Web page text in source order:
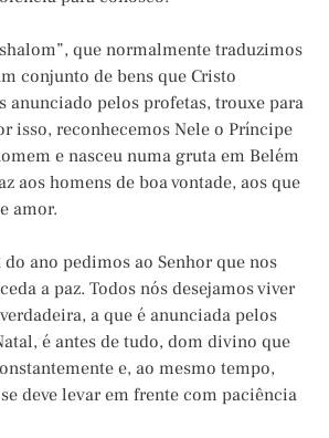
que normalmente traduzimos
conjunto de bens que Cristo
anunciado pelos profetas, trouxe para
isso, reconhecemos Nele o Príncipe
e nasceu numa gruta em Belém
aos homens de boa vontade, aos que
amor.
ano pedimos ao Senhor que nos
a paz. Todos nós desejamos viver
a que é anunciada pelos
é antes de tudo, dom divino que
e, ao mesmo tempo,
deve levar em frente com paciência